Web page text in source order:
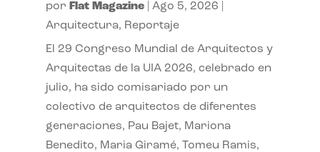
por Flat Magazine| Ago 5, 2026
Arquitectura, Reportaje
El 29 Congreso Mundial de Arquitectos y
Arquitectas de la UIA 2026, celebrado en
julio, ha sido comisariado por un
colectivo de arquitectos de diferentes
generaciones, Pau Bajet, Mariona
Benedito, Maria Giramé, Tomeu Ramis,